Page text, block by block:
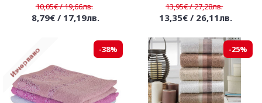
10,05€ / 19,66лв.
8,79€ / 17,19лв.
13,95€ / 27,28лв.
13,35€ / 26,11лв.
-38% -25%